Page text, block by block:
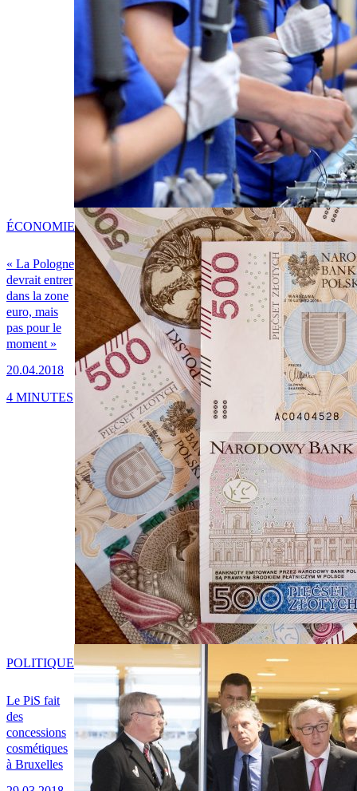
« La Pologne
devrait entrer
dans la zone
euro, mais
pas pour le
moment »
20.04.2018
ÉCONOMIE
4 MINUTES
Le PiS fait
des
concessions
cosmétiques
à Bruxelles
POLITIQUE